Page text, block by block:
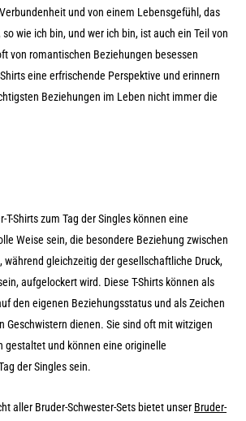
und von einem Lebensgefühl, das
wie ich bin, und wer ich bin, ist auch ein Teil von
von romantischen Beziehungen besessen
eine erfrischende Perspektive und erinnern
Beziehungen im Leben nicht immer die
T-Shirts zum Tag der Singles können eine
Weise sein, die besondere Beziehung zwischen
während gleichzeitig der gesellschaftliche Druck,
aufgelockert wird. Diese T-Shirts können als
den eigenen Beziehungsstatus und als Zeichen
Geschwistern dienen. Sie sind oft mit witzigen
gestaltet und können eine originelle
der Singles sein.
aller Bruder-Schwester-Sets bietet unser Bruder-